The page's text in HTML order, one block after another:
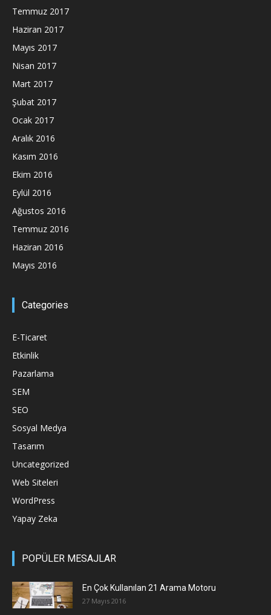
Temmuz 2017
Haziran 2017
Mayıs 2017
Nisan 2017
Mart 2017
Şubat 2017
Ocak 2017
Aralık 2016
Kasım 2016
Ekim 2016
Eylül 2016
Ağustos 2016
Temmuz 2016
Haziran 2016
Mayıs 2016
Categories
E-Ticaret
Etkinlik
Pazarlama
SEM
SEO
Sosyal Medya
Tasarım
Uncategorized
Web Siteleri
WordPress
Yapay Zeka
POPÜLER MESAJLAR
En Çok Kullanılan 21 Arama Motoru
27 Mayıs 2016